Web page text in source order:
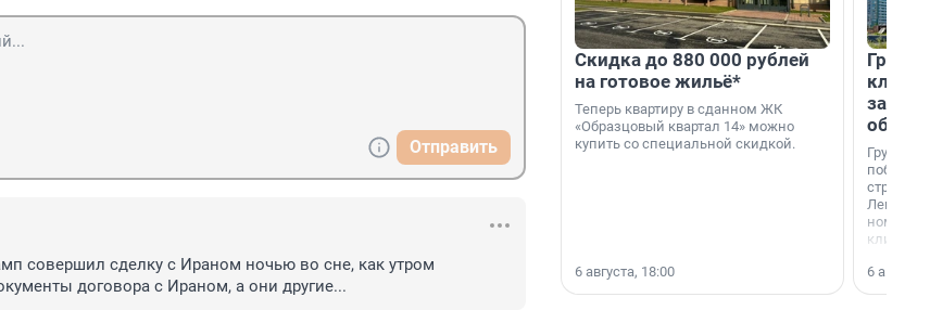
Отправить
совершил сделку с Ираном ночью во сне, как утром
договора с Ираном, а они другие...
Скидка до 880 000 рублей
на готовое жильё*
Теперь квартиру в сданном ЖК
«Образцовый квартал 14» можно
купить со специальной скидкой.
6 августа, 18:00
Группа
области».
6